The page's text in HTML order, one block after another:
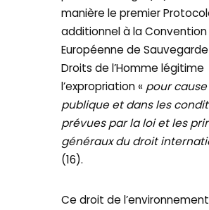
manière le premier
additionnel à la Convention
Européenne de
Droits de l’Homme légitime
l’expropriation « pour cause
publique et dans les
prévues par la loi et les
généraux du droit
(16).
Ce droit de